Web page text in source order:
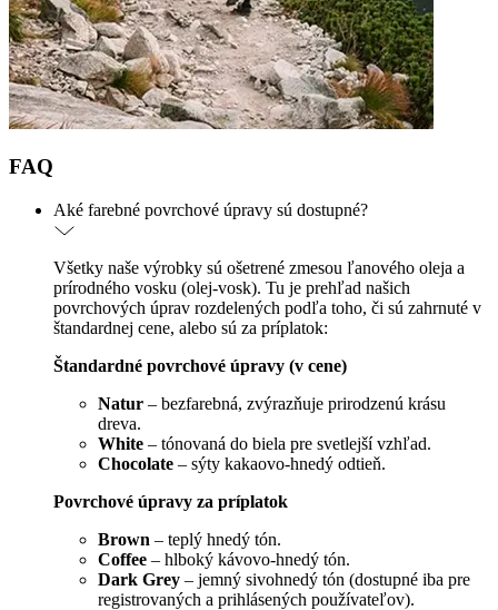
FAQ
Aké farebné povrchové úpravy sú dostupné?
Všetky naše výrobky sú ošetrené zmesou ľanového oleja a
prírodného vosku (olej-vosk). Tu je prehľad našich
povrchových úprav rozdelených podľa toho, či sú zahrnuté v
štandardnej cene, alebo sú za príplatok:
Štandardné povrchové úpravy (v cene)
Natur – bezfarebná, zvýrazňuje prirodzenú krásu
dreva.
White – tónovaná do biela pre svetlejší vzhľad.
Chocolate – sýty kakaovo-hnedý odtieň.
Povrchové úpravy za príplatok
Brown – teplý hnedý tón.
Coffee – hlboký kávovo-hnedý tón.
Dark Grey – jemný sivohnedý tón (dostupné iba pre
registrovaných a prihlásených používateľov).